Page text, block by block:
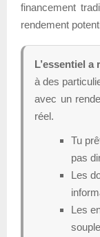
financement
rendement
L’essentiel a
à des
avec un
réel.
Tu
pas
Les
Les